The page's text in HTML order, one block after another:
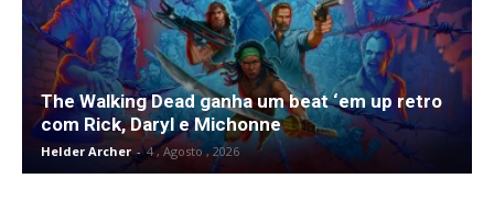
The Walking Dead ganha um beat ‘em up retro
com Rick, Daryl e Michonne
Helder Archer - 4 , Agosto , 2026